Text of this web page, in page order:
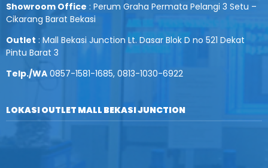
Showroom Office : Perum Graha Permata Pelangi 3 Setu –
Cikarang Barat Bekasi
Outlet : Mall Bekasi Junction Lt. Dasar Blok D no 521 Dekat
Pintu Barat 3
Telp./WA 0857-1581-1685, 0813-1030-6922
LOKASI OUTLET MALL BEKASI JUNCTION